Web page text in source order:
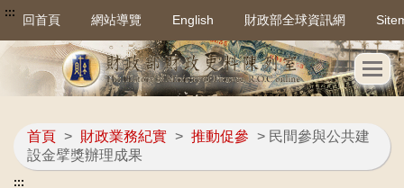
::: 回首頁 網站導覽 English 財政部全球資訊網
首頁 > 財政業務紀實 > 推動促參 > 民間參與公共建
設金擘獎辦理成果
:::